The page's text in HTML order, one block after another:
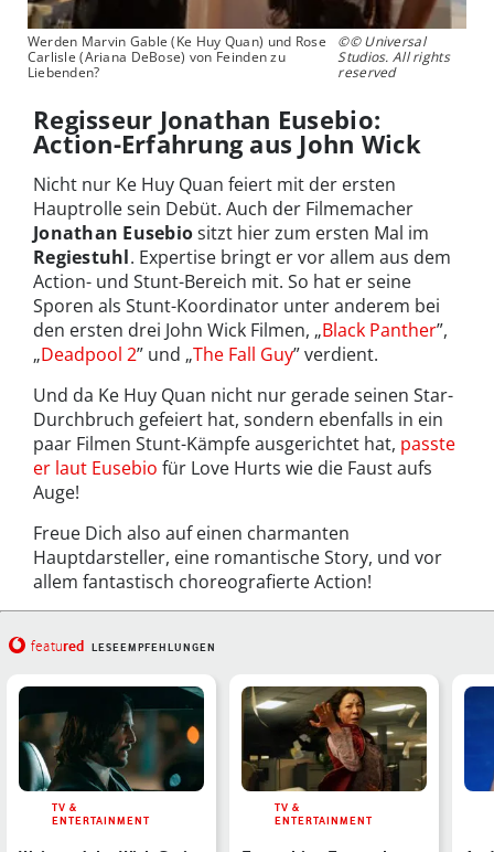
Werden Marvin Gable (Ke Huy Quan) und Rose
Carlisle (Ariana DeBose) von Feinden zu
Liebenden?
©© Universal
Studios. All rights
reserved
Regisseur Jonathan Eusebio:
Action-Erfahrung aus John Wick
Nicht nur Ke Huy Quan feiert mit der ersten
Hauptrolle sein Debüt. Auch der Filmemacher
Jonathan Eusebiositzt hier zum ersten Mal im
Regiestuhl. Expertise bringt er vor allem aus dem
Action- und Stunt-Bereich mit. So hat er seine
Sporen als Stunt-Koordinator unter anderem bei
den ersten drei John Wick Filmen, „Black Panther”,
„Deadpool 2” und „The Fall Guy” verdient.
Und da Ke Huy Quan nicht nur gerade seinen Star-
Durchbruch gefeiert hat, sondern ebenfalls in ein
paar Filmen Stunt-Kämpfe ausgerichtet hat, passte
er laut Eusebio für Love Hurts wie die Faust aufs
Auge!
Freue Dich also auf einen charmanten
Hauptdarsteller, eine romantische Story, und vor
allem fantastisch choreografierte Action!
featured LESEEMPFEHLUNGEN
TV &
ENTERTAINMENT
TV &
ENTERTAINMENT